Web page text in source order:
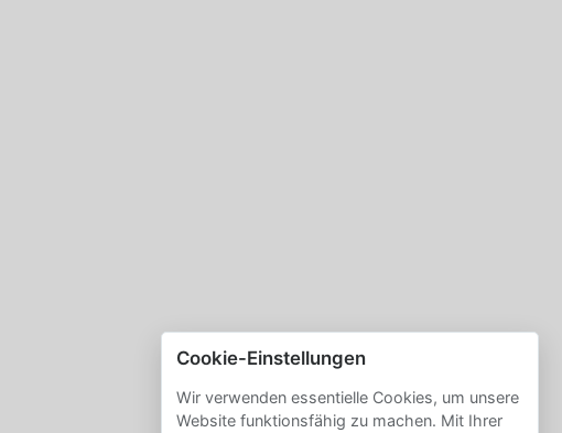
Cookie-Einstellungen
Wir verwenden essentielle Cookies, um unsere
Website funktionsfähig zu machen. Mit Ihrer